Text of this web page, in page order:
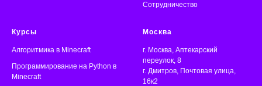
Сотрудничество
Курсы
Алгоритмика в Minecraft
Программирование на Python в
Minecraft
Москва
г. Москва, Аптекарский
переулок, 8
г. Дмитров, Почтовая улица,
16к2